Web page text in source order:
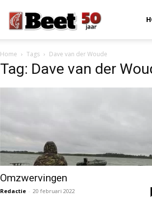
Home Tags Dave van der Woude
Tag: Dave van der
Omzwervingen
Redactie - 20 februari 2022